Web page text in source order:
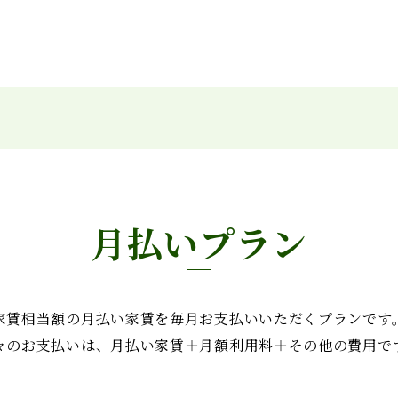
月払いプラン
賃相当額の月払い家賃を毎月お支払いいただくプランです
のお支払いは、月払い家賃＋月額利用料＋その他の費用で